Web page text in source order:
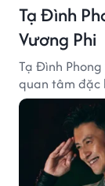
Tạ Đình
Vương Phi
Tạ Đình
quan tâm đặc